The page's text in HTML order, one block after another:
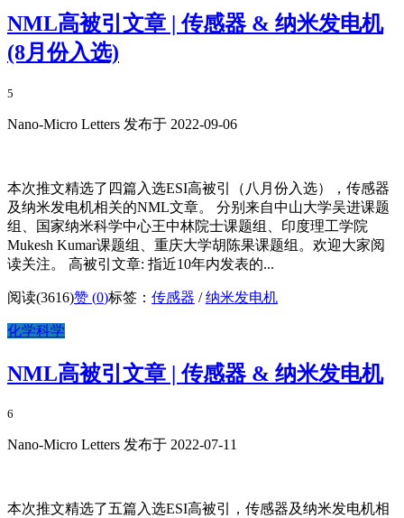
NML高被引文章 | 传感器 & 纳米发电机
(8月份入选)
5
Nano-Micro Letters 发布于 2022-09-06
本次推文精选了四篇入选ESI高被引（八月份入选），传感器
及纳米发电机相关的NML文章。 分别来自中山大学吴进课题
组、国家纳米科学中心王中林院士课题组、印度理工学院
Mukesh Kumar课题组、重庆大学胡陈果课题组。欢迎大家阅
读关注。 高被引文章: 指近10年内发表的...
阅读(3616)赞 (0)标签： 传感器 /纳米发电机
化学科学
NML高被引文章 | 传感器 & 纳米发电机
6
Nano-Micro Letters 发布于 2022-07-11
本次推文精选了五篇入选ESI高被引，传感器及纳米发电机相